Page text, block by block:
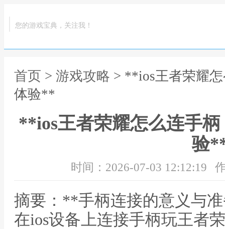
您的游戏宝典，关注我！
首页 > 游戏攻略 > **ios王者荣耀
体验**
**ios王者荣耀怎么连手
验
时间：2026-07-03 12:12:19
摘要：**手柄连接的意义与
在ios设备上连接手柄玩王者